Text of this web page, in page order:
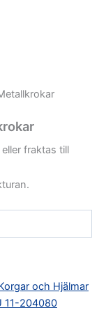
fraktas till
och Hjälmar
11-204080